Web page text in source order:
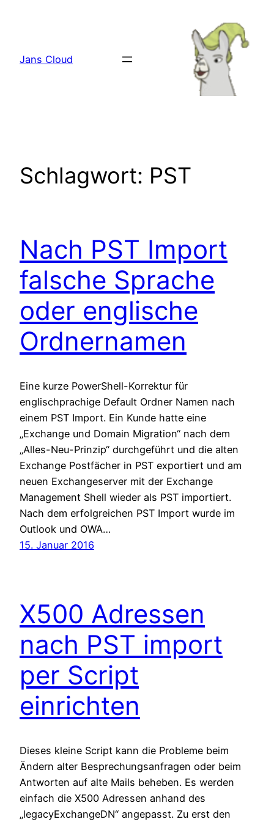
Jans Cloud
Schlagwort: PST
Nach PST Import
falsche Sprache
oder englische
Ordnernamen
Eine kurze PowerShell-Korrektur für
englischprachige Default Ordner Namen nach
einem PST Import. Ein Kunde hatte eine
„Exchange und Domain Migration“ nach dem
„Alles-Neu-Prinzip“ durchgeführt und die alten
Exchange Postfächer in PST exportiert und am
neuen Exchangeserver mit der Exchange
Management Shell wieder als PST importiert.
Nach dem erfolgreichen PST Import wurde im
Outlook und OWA…
15. Januar 2016
X500 Adressen
nach PST import
per Script
einrichten
Dieses kleine Script kann die Probleme beim
Ändern alter Besprechungsanfragen oder beim
Antworten auf alte Mails beheben. Es werden
einfach die X500 Adressen anhand des
„legacyExchangeDN“ angepasst. Zu erst den